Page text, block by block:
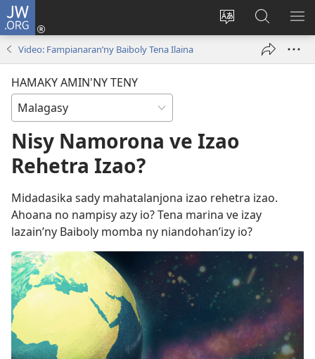
JW.ORG
Hiova
Hiditra
(manokatra
ato
Amin’ny
Video: Fampianaran’ny Baiboly Tena Ilaina
HAMAKY AMIN'NY TENY
Nisy Namorona ve Izao
Rehetra Izao?
Midadasika sady mahatalanjona izao rehetra izao.
Ahoana no nampisy azy io? Tena marina ve izay
lazain’ny Baiboly momba ny niandohan’izy io?